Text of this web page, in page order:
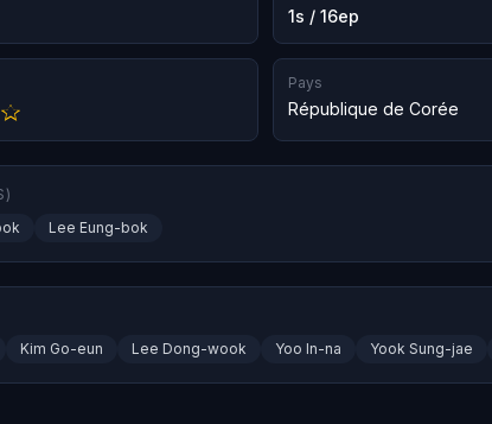
1s / 16ep
Pays
République de Corée
Lee Eung-bok
Kim Go-eun Lee Dong-wook Yoo In-na Yook Sung-jae